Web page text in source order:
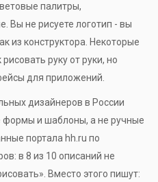
палитры,
Вы не рисуете логотип - вы
из конструктора. Некоторые
руку от руки, но
для приложений.
дизайнеров в России
формы и шаблоны, а не ручные
портала hh.ru по
в 8 из 10 описаний не
Вместо этого пишут: